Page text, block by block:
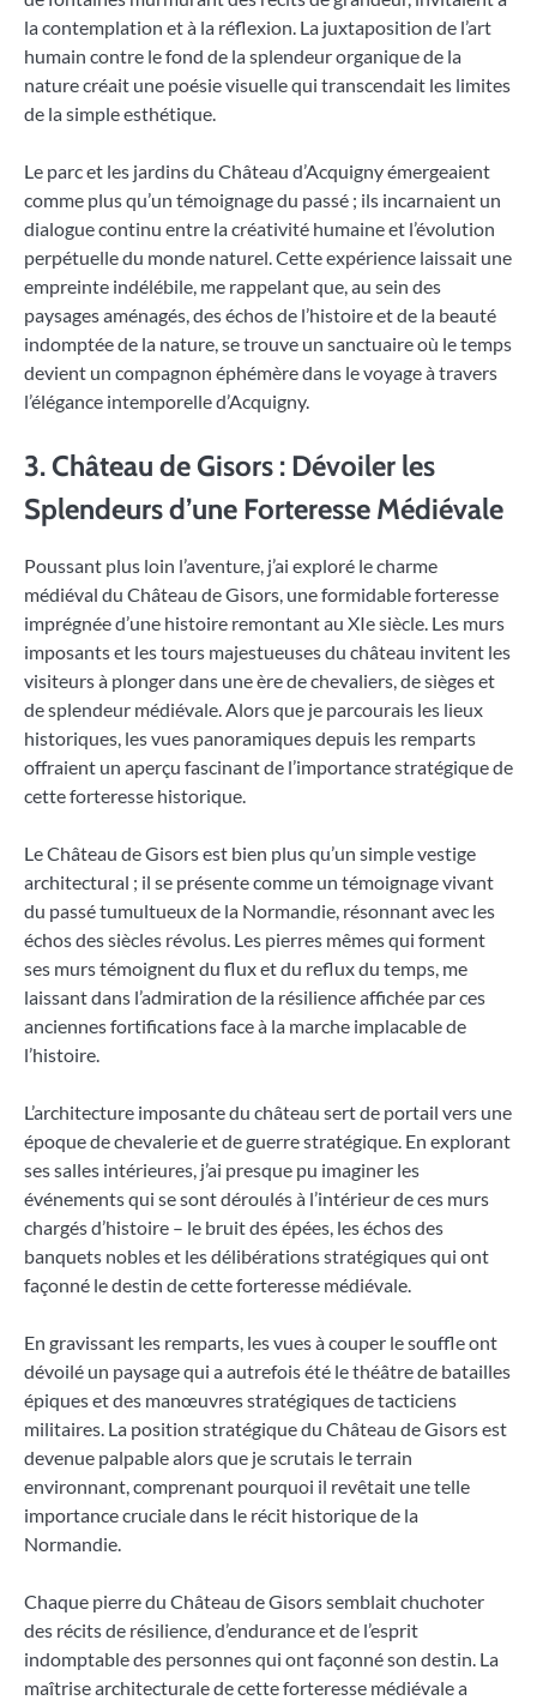
la contemplation et à la réflexion. La juxtaposition de l’art
humain contre le fond de la splendeur organique de la
nature créait une poésie visuelle qui transcendait les limites
de la simple esthétique.
Le parc et les jardins du Château d’Acquigny émergeaient
comme plus qu’un témoignage du passé ; ils incarnaient un
dialogue continu entre la créativité humaine et l’évolution
perpétuelle du monde naturel. Cette expérience laissait une
empreinte indélébile, me rappelant que, au sein des
paysages aménagés, des échos de l’histoire et de la beauté
indomptée de la nature, se trouve un sanctuaire où le temps
devient un compagnon éphémère dans le voyage à travers
l’élégance intemporelle d’Acquigny.
3. Château de Gisors : Dévoiler les
Splendeurs d’une Forteresse Médiévale
Poussant plus loin l’aventure, j’ai exploré le charme
médiéval du Château de Gisors, une formidable forteresse
imprégnée d’une histoire remontant au XIe siècle. Les murs
imposants et les tours majestueuses du château invitent les
visiteurs à plonger dans une ère de chevaliers, de sièges et
de splendeur médiévale. Alors que je parcourais les lieux
historiques, les vues panoramiques depuis les remparts
offraient un aperçu fascinant de l’importance stratégique de
cette forteresse historique.
Le Château de Gisors est bien plus qu’un simple vestige
architectural ; il se présente comme un témoignage vivant
du passé tumultueux de la Normandie, résonnant avec les
échos des siècles révolus. Les pierres mêmes qui forment
ses murs témoignent du flux et du reflux du temps, me
laissant dans l’admiration de la résilience affichée par ces
anciennes fortifications face à la marche implacable de
l’histoire.
L’architecture imposante du château sert de portail vers une
époque de chevalerie et de guerre stratégique. En explorant
ses salles intérieures, j’ai presque pu imaginer les
événements qui se sont déroulés à l’intérieur de ces murs
chargés d’histoire – le bruit des épées, les échos des
banquets nobles et les délibérations stratégiques qui ont
façonné le destin de cette forteresse médiévale.
En gravissant les remparts, les vues à couper le souffle ont
dévoilé un paysage qui a autrefois été le théâtre de batailles
épiques et des manœuvres stratégiques de tacticiens
militaires. La position stratégique du Château de Gisors est
devenue palpable alors que je scrutais le terrain
environnant, comprenant pourquoi il revêtait une telle
importance cruciale dans le récit historique de la
Normandie.
Chaque pierre du Château de Gisors semblait chuchoter
des récits de résilience, d’endurance et de l’esprit
indomptable des personnes qui ont façonné son destin. La
maîtrise architecturale de cette forteresse médiévale a